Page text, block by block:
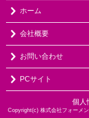
ホーム
会社概要
お問い合わせ
PCサイト
個人
Copyright(c) 株式会社フォーメ